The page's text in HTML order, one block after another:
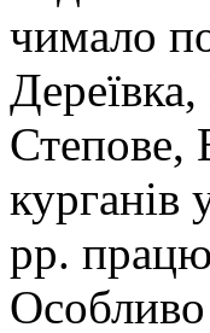
чимало
Степове,
рр.